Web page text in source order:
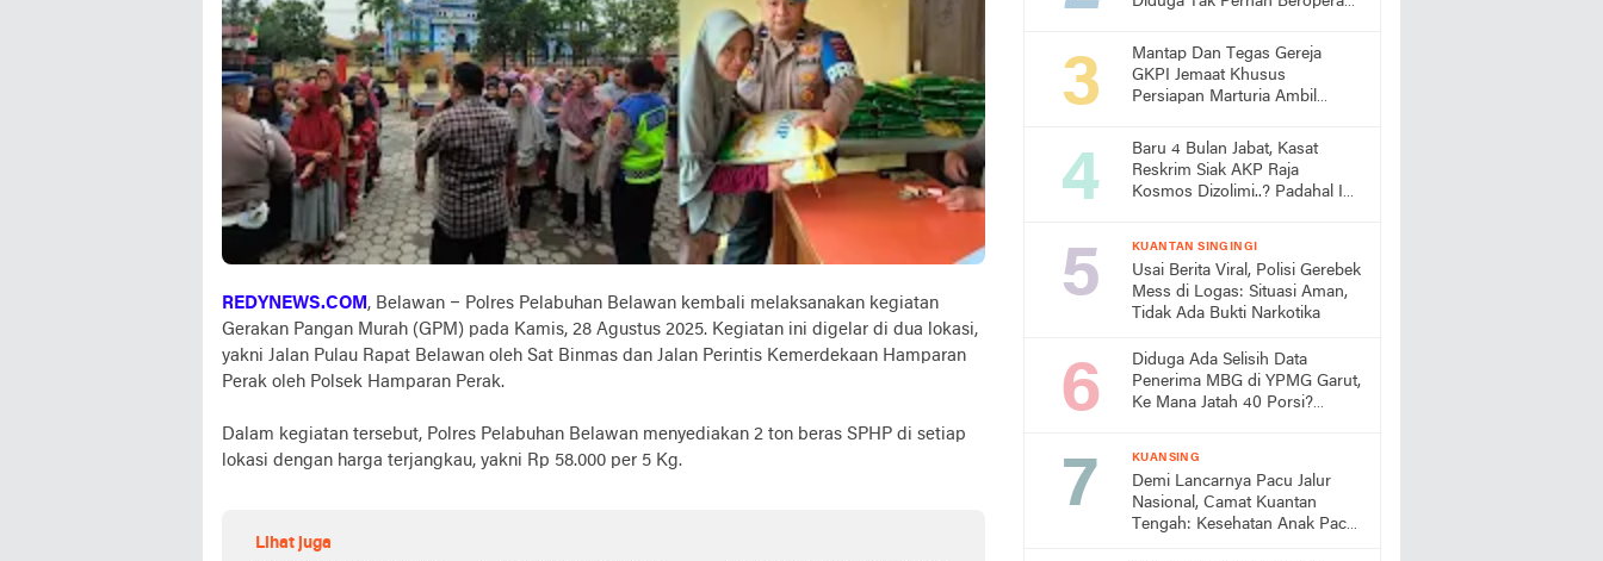
REDYNEWS.COM, Belawan – Polres Pelabuhan Belawan kembali melaksanakan kegiatan
Gerakan Pangan Murah (GPM) pada Kamis, 28 Agustus 2025. Kegiatan ini digelar di dua lokasi,
yakni Jalan Pulau Rapat Belawan oleh Sat Binmas dan Jalan Perintis Kemerdekaan Hamparan
Perak oleh Polsek Hamparan Perak.
Dalam kegiatan tersebut, Polres Pelabuhan Belawan menyediakan 2 ton beras SPHP di setiap
lokasi dengan harga terjangkau, yakni Rp 58.000 per 5 Kg.
Lihat juga
Pemanfaatan Aset Negara
Mantap Dan Tegas Gereja
GKPI Jemaat Khusus
Persiapan Marturia Ambil
Pertama lebih Awal
Baru 4 Bulan Jabat, Kasat
Reskrim Siak AKP Raja
Kosmos Dizolimi..? Padahal Ini
KUANTAN SINGINGI
Usai Berita Viral, Polisi Gerebek
Mess di Logas: Situasi Aman,
Tidak Ada Bukti Narkotika
Diduga Ada Selisih Data
Penerima MBG di YPMG Garut,
Ke Mana Jatah 40 Porsi?
KUANSING
Demi Lancarnya Pacu Jalur
Nasional, Camat Kuantan
Tengah: Kesehatan Anak Pacu